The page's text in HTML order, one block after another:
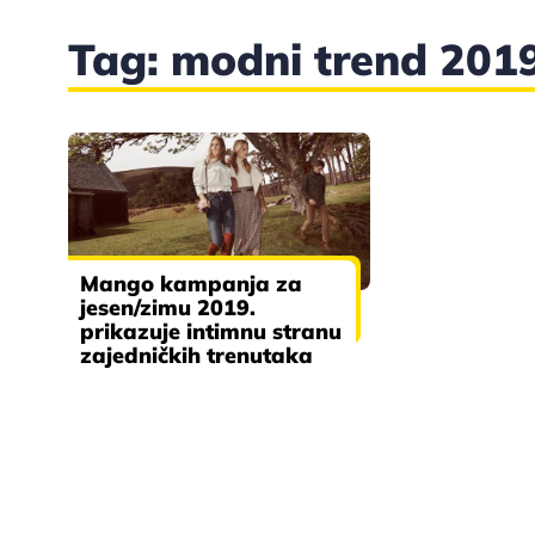
Tag: modni trend
Mango kampanja za
jesen/zimu 2019.
prikazuje intimnu stranu
zajedničkih trenutaka